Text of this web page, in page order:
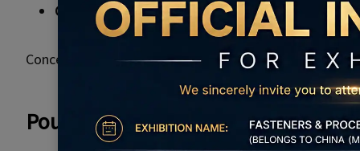
Custom Design
Concevoir et produire tous prototypes et pièces
Pourquoi choisir les pièces de